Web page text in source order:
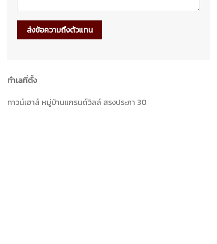
ทำเลที่ตั้ง
ทาวน์เฮาส์ หมู่บ้านแกรนด์วิลล์ สรงประภา 30